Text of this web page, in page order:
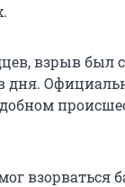
взрыв был
дня.
взорваться